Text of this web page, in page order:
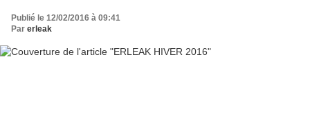
Publié le 12/02/2016 à 09:41
Par erleak